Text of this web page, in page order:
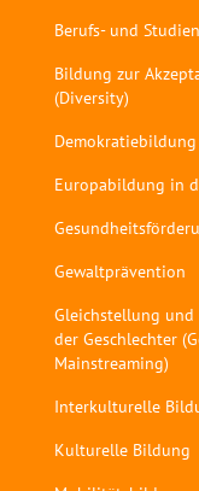
Berufs- und
Bildung zur
(Diversity)
Demokratiebildung
Europabildung in
Gewaltprävention
Gleichstellung
der Geschlechter
Mainstreaming)
Interkulturelle
Kulturelle Bildung